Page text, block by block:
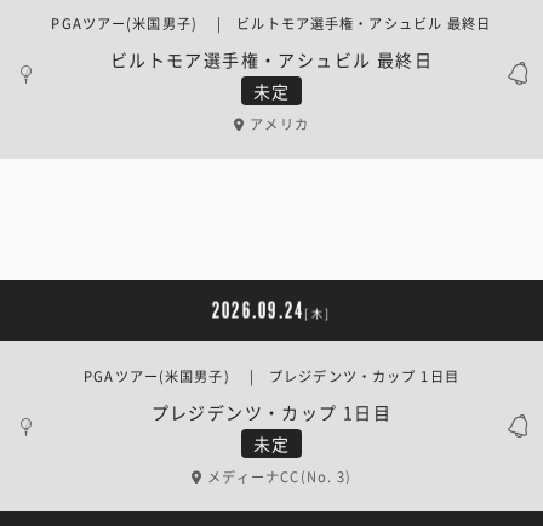
未定
ビルトモア選手権・アシュビル 最終日
PGAツアー(米国男子) | ビルトモア選手権・アシュビル 最終日
アメリカ
2026.09.24 [木]
未定
プレジデンツ・カップ 1日目
PGAツアー(米国男子) | プレジデンツ・カップ 1日目
メディーナCC(No. 3)